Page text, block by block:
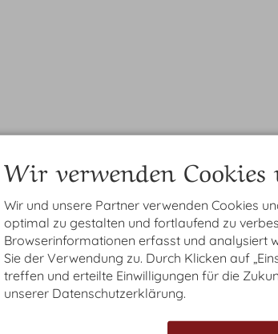
Wir verwenden
Wir und unsere Partner verwenden Cookies
optimal zu gestalten und fortlaufend zu
Browserinformationen erfasst und analysiert
Sie der Verwendung zu. Durch Klicken auf
treffen und erteilte Einwilligungen für die
unserer Datenschutzerklärung.